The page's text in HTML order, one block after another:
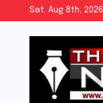
Sat. Aug 8th, 2026